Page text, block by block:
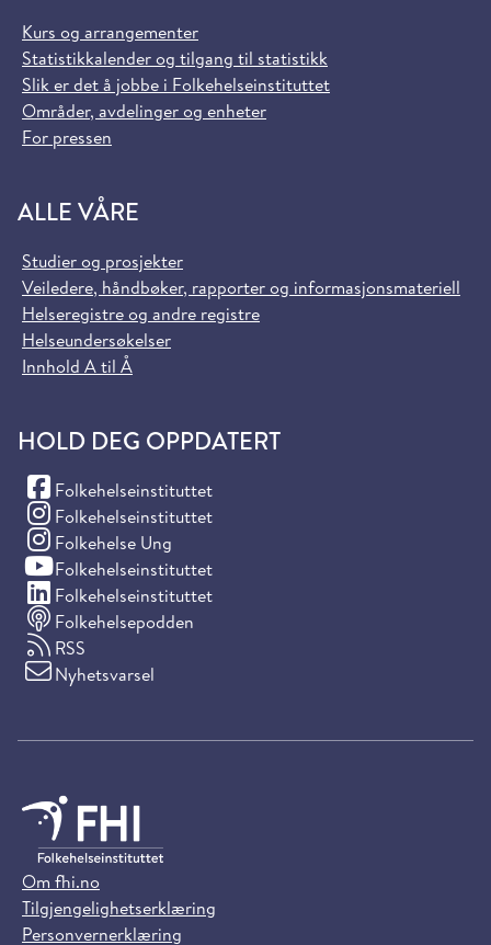
Kurs og arrangementer
Statistikkalender og tilgang til statistikk
Slik er det å jobbe i Folkehelseinstituttet
Områder, avdelinger og enheter
For pressen
ALLE VÅRE
Studier og prosjekter
Veiledere, håndbøker, rapporter og informasjonsmateriell
Helseregistre og andre registre
Helseundersøkelser
Innhold A til Å
HOLD DEG OPPDATERT
Folkehelseinstituttet
(Facebook)
Folkehelseinstituttet
(Instagram)
Folkehelse Ung
(Instagram)
Folkehelseinstituttet
(YouTube)
Folkehelseinstituttet
(LinkedIn)
Folkehelsepodden
RSS
Nyhetsvarsel
Om fhi.no
Tilgjengelighetserklæring
Personvernerklæring